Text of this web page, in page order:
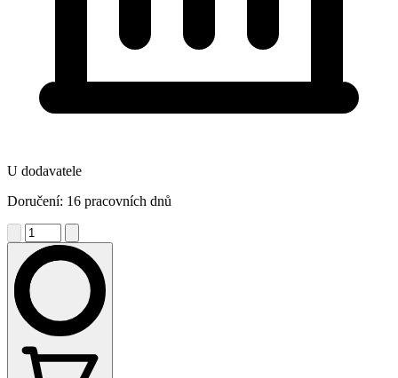
U dodavatele
Doručení: 16 pracovních dnů